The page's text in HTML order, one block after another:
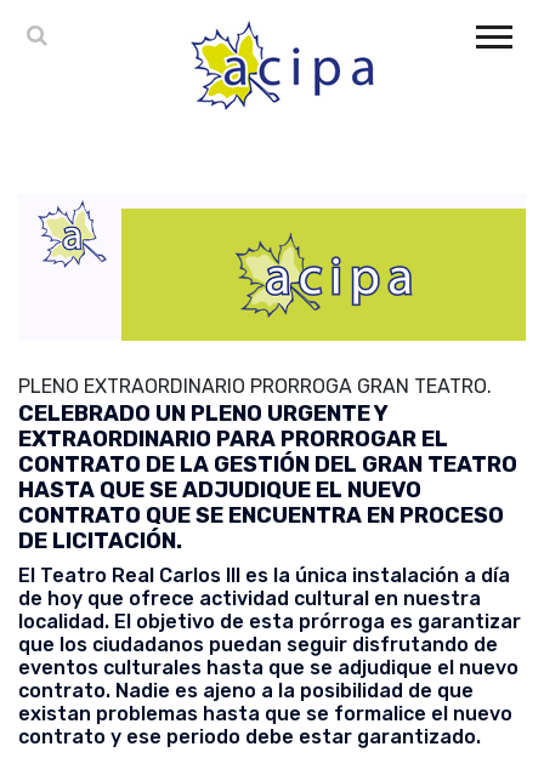
PLENO EXTRAORDINARIO PRORROGA GRAN TEATRO.
CELEBRADO UN PLENO URGENTE Y
EXTRAORDINARIO PARA PRORROGAR EL
CONTRATO DE LA GESTIÓN DEL GRAN TEATRO
HASTA QUE SE ADJUDIQUE EL NUEVO
CONTRATO QUE SE ENCUENTRA EN PROCESO
DE LICITACIÓN.
El Teatro Real Carlos III es la única instalación a día
de hoy que ofrece actividad cultural en nuestra
localidad. El objetivo de esta prórroga es garantizar
que los ciudadanos puedan seguir disfrutando de
eventos culturales hasta que se adjudique el nuevo
contrato. Nadie es ajeno a la posibilidad de que
existan problemas hasta que se formalice el nuevo
contrato y ese periodo debe estar garantizado.